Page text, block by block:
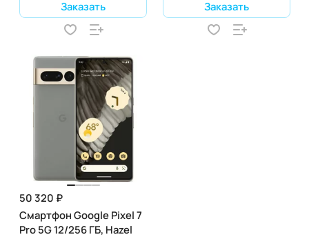
Заказать Заказать
50 320 ₽
Смартфон Google Pixel 7
Pro 5G 12/256 ГБ, Hazel